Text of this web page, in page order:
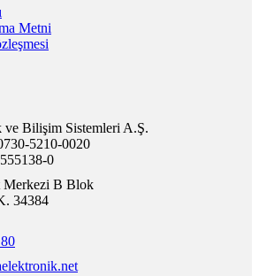
Metni
Bilişim Sistemleri A.Ş.
5210-0020
0
Merkezi B Blok
34384